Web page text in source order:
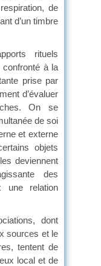
de
d’un timbre
rituels
à la
prise par
d’évaluer
On se
de soi
et externe
objets
deviennent
des
une relation
dont
sources et le
tentent de
local et de